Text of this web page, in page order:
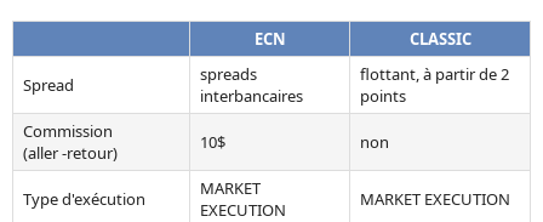
ECN CLASSIC
Spread
spreads
interbancaires
flottant, à partir de 2
points
Commission
(aller -retour)
10$ non
Type d'exécution
MARKET
EXECUTION
MARKET EXECUTION